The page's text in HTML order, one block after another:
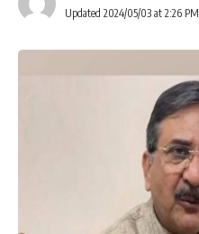
Updated 2024/05/03 at 2:26 PM